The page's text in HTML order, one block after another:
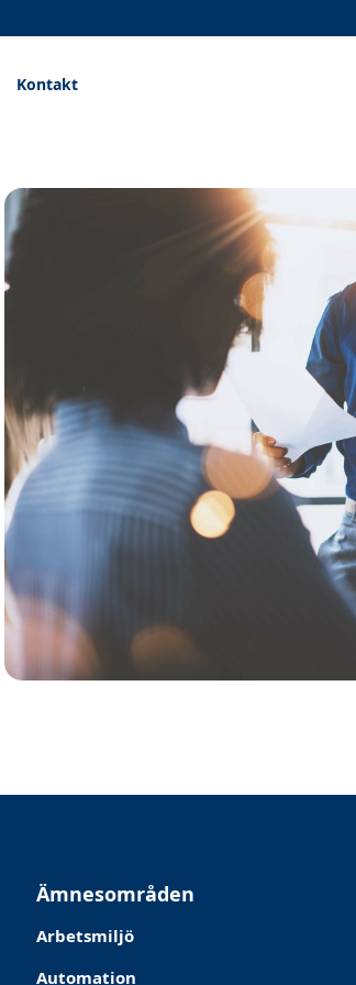
Kontakt
Ämnesområden
Arbetsmiljö
Automation